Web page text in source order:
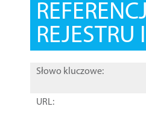
REJESTRU
Słowo kluczowe:
URL: